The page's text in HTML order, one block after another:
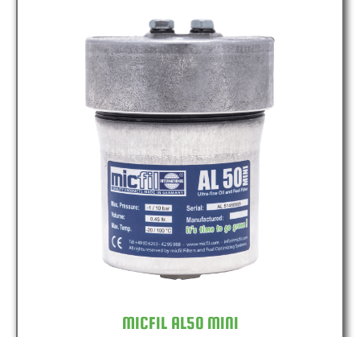
MICFIL AL50 MINI
MICFIL AL50 MINI